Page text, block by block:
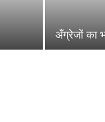
अँग्रेजों का